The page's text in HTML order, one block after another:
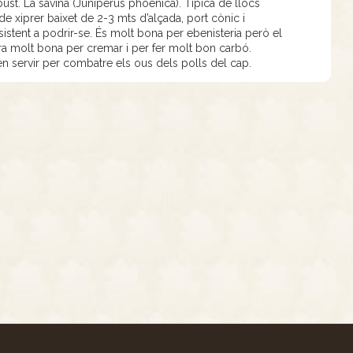
La savina (Juniperus phoenica). Típica de llocs
xiprer baixet de 2-3 mts d’alçada, port cònic i
a podrir-se. És molt bona per ebenisteria però el
molt bona per cremar i per fer molt bon carbó.
servir per combatre els ous dels polls del cap.